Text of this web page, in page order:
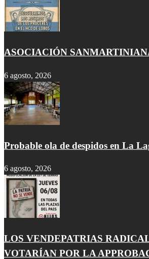
ASOCIACIÓN
6 agosto, 2026
Probable ola de despidos en La
6 agosto, 2026
LOS VENDEPATRIAS
VOTARÍAN POR LA